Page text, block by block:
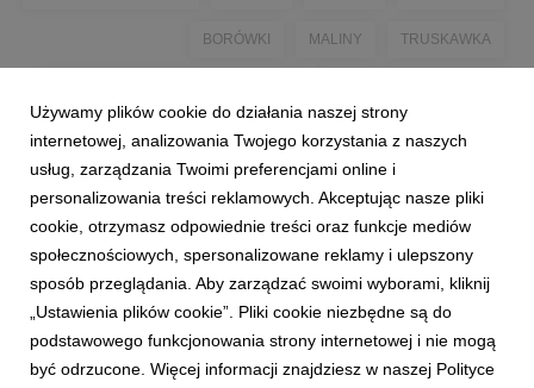
BORÓWKI MALINY TRUSKAWKA
KZGPOIW MANUELA I ZENON JANIAK
1 2
Używamy plików cookie do działania naszej strony
internetowej, analizowania Twojego korzystania z naszych
usług, zarządzania Twoimi preferencjami online i
personalizowania treści reklamowych. Akceptując nasze pliki
cookie, otrzymasz odpowiednie treści oraz funkcje mediów
społecznościowych, spersonalizowane reklamy i ulepszony
sposób przeglądania. Aby zarządzać swoimi wyborami, kliknij
„Ustawienia plików cookie”. Pliki cookie niezbędne są do
podstawowego funkcjonowania strony internetowej i nie mogą
być odrzucone. Więcej informacji znajdziesz w naszej Polityce